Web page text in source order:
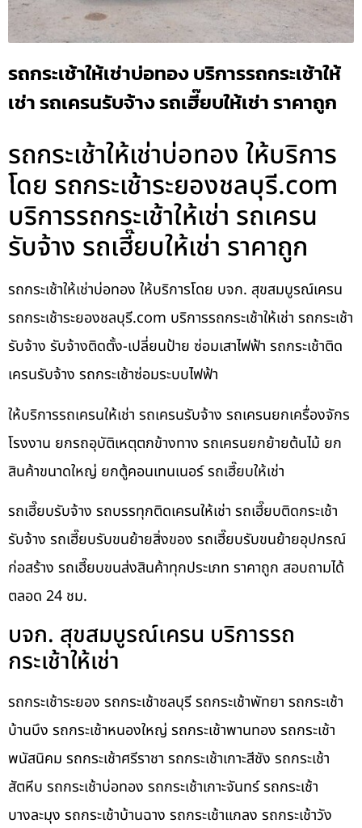
รถกระเช้าให้เช่าบ่อทอง บริการรถกระเช้าให้
เช่า รถเครนรับจ้าง รถเฮี๊ยบให้เช่า ราคาถูก
รถกระเช้าให้เช่าบ่อทอง ให้บริการ
โดย รถกระเช้าระยองชลบุรี.com
บริการรถกระเช้าให้เช่า รถเครน
รับจ้าง รถเฮี๊ยบให้เช่า ราคาถูก
รถกระเช้าให้เช่าบ่อทอง ให้บริการโดย บจก. สุขสมบูรณ์เครน
รถกระเช้าระยองชลบุรี.com บริการรถกระเช้าให้เช่า รถกระเช้า
รับจ้าง รับจ้างติดตั้ง-เปลี่ยนป้าย ซ่อมเสาไฟฟ้า รถกระเช้าติด
เครนรับจ้าง รถกระเช้าซ่อมระบบไฟฟ้า
ให้บริการรถเครนให้เช่า รถเครนรับจ้าง รถเครนยกเครื่องจักร
โรงงาน ยกรถอุบัติเหตุตกข้างทาง รถเครนยกย้ายต้นไม้ ยก
สินค้าขนาดใหญ่ ยกตู้คอนเทนเนอร์ รถเฮี๊ยบให้เช่า
รถเฮี๊ยบรับจ้าง รถบรรทุกติดเครนให้เช่า รถเฮี๊ยบติดกระเช้า
รับจ้าง รถเฮี๊ยบรับขนย้ายสิ่งของ รถเฮี๊ยบรับขนย้ายอุปกรณ์
ก่อสร้าง รถเฮี๊ยบขนส่งสินค้าทุกประเภท ราคาถูก สอบถามได้
ตลอด 24 ชม.
บจก. สุขสมบูรณ์เครน บริการรถ
กระเช้าให้เช่า
รถกระเช้าระยอง รถกระเช้าชลบุรี รถกระเช้าพัทยา รถกระเช้า
บ้านบึง รถกระเช้าหนองใหญ่ รถกระเช้าพานทอง รถกระเช้า
พนัสนิคม รถกระเช้าศรีราชา รถกระเช้าเกาะสีชัง รถกระเช้า
สัตหีบ รถกระเช้าบ่อทอง รถกระเช้าเกาะจันทร์ รถกระเช้า
บางละมุง รถกระเช้าบ้านฉาง รถกระเช้าแกลง รถกระเช้าวัง